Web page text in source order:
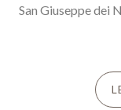
San Giuseppe dei